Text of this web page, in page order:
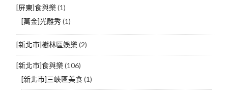
[屏東]食與樂(1)
[萬金]光雕秀(1)
[新北市]樹林區娛樂(2)
[新北市]食與樂(106)
[新北市]三峽區美食(1)